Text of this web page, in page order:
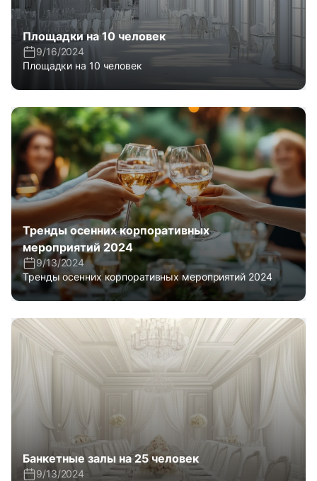
Площадки на 10 человек
9/16/2024
Площадки на 10 человек
Тренды осенних корпоративных
мероприятий 2024
9/13/2024
Тренды осенних корпоративных мероприятий 2024
Банкетные залы на 25 человек
9/13/2024